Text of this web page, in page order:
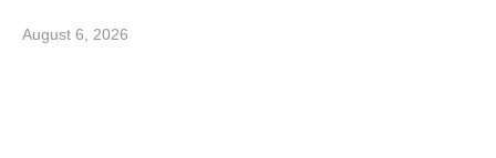
August 6, 2026